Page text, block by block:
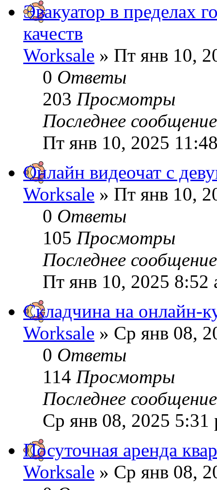
Эвакуатор в пределах
качеств
Worksale » Пт янв 10,
0 Ответы
203 Просмотры
Последнее
Пт янв 10, 2025
Онлайн видеочат с
Worksale » Пт янв 10,
0 Ответы
105 Просмотры
Последнее
Пт янв 10, 2025 8:52
Складчина на онлайн-
Worksale » Ср янв 08,
0 Ответы
114 Просмотры
Последнее
Ср янв 08, 2025 5:31
Посуточная аренда
Worksale » Ср янв 08,